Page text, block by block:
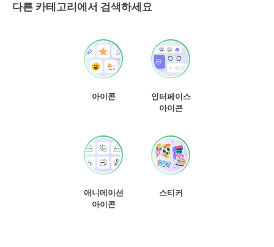
다른 카테고리에서 검색하세요
아이콘
인터페이스
아이콘
애니메이션
아이콘
스티커